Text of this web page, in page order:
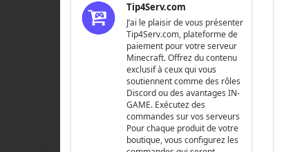
Tip4Serv.com
J’ai le plaisir de vous présenter
Tip4Serv.com, plateforme de
paiement pour votre serveur
Minecraft. Offrez du contenu
exclusif à ceux qui vous
soutiennent comme des rôles
Discord ou des avantages IN-
GAME. Exécutez des
commandes sur vos serveurs
Pour chaque produit de votre
boutique, vous configurez les